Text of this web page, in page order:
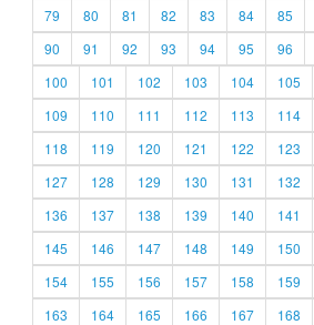
79
80 81 82 83 84 85
90
91 92 93 94 95 96
100
101 102 103 104 105
109
110 111 112 113 114
118
119 120 121 122 123
127
128 129 130 131 132
136
137 138 139 140 141
145
146 147 148 149 150
154
155 156 157 158 159
163
164 165 166 167 168